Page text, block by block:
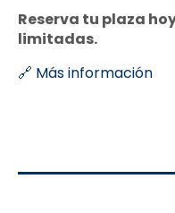
Reserva tu plaza
limitadas.
🔗 Más información